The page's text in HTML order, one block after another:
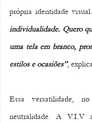
própria identidade visual.
individualidade. Quero
uma tela em branco,
estilos e ocasiões”,
Essa versatilidade,
neutralidade. A V.I.V